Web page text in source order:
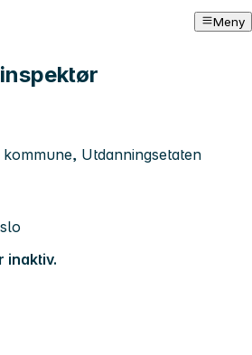
Meny
Utdanningsetaten
inaktiv.